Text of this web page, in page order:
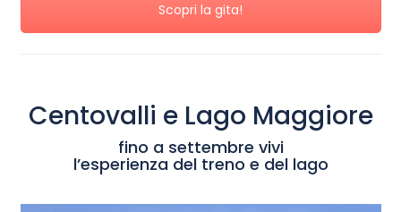
Scopri la gita!
Centovalli e Lago Maggiore
fino a settembre vivi
l’esperienza del treno e del lago